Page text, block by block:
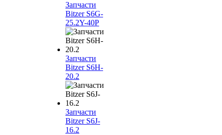
Запчасти
Bitzer S6G-
25.2Y-40P
Запчасти
Bitzer S6H-
20.2
Запчасти
Bitzer S6J-
16.2